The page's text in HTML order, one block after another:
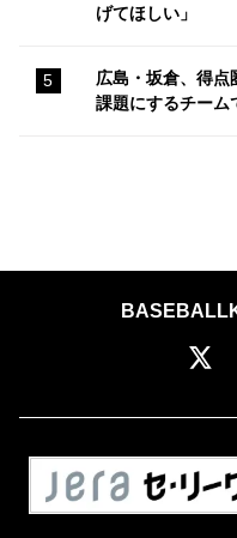
げてほしい」
広島・坂倉、得
課題にするチーム